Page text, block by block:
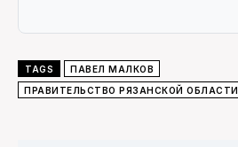
TAGS
ПАВЕЛ МАЛКОВ
ПРАВИТЕЛЬСТВО РЯЗАНСКОЙ ОБЛАСТИ